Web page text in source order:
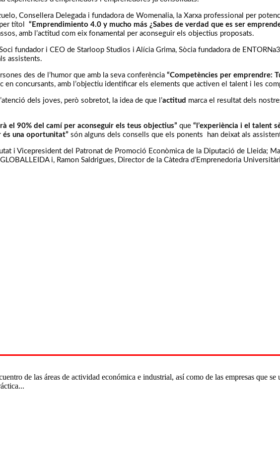
Consellera Delegada i fundadora de Womenalia, la Xarxa professional per
títol “Emprendimiento 4.0 y mucho más ¿Sabes de verdad que es ser
amb l’actitud com eix fonamental per aconseguir els objectius proposats.
fundador i CEO de Starloop Studios i Alícia Grima, Sòcia fundadora de
assistents.
des de l’humor que amb la seva conferència “Competències per emprendre:
en concursants, amb l’objectiu identificar els elements que activen el talent i les
dels joves, però sobretot, la idea de que l’actitud marca el resultat dels
el 90% del camí per aconseguir els teus objectius” que “l’experiència i el talent
és una oportunitat” són alguns dels consells que els ponents han deixat als
i Vicepresident del Patronat de Promoció Econòmica de la Diputació de Lleida;
i, Ramon Saldrigues, Director de la Càtedra d’Emprenedoria
de las áreas de actividad económica e industrial, así como de las empresas que